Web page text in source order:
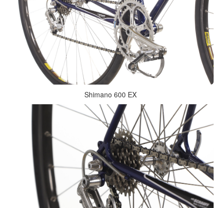
Shimano 600 EX